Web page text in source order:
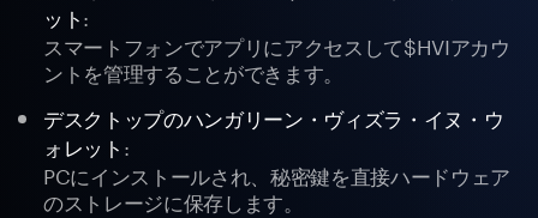
ット :
スマートフォンでアプリにアクセスして$HVIアカウ
ントを管理することができます。
デスクトップのハンガリーン・ヴィズラ・イヌ・ウ
ォレット :
PCにインストールされ、秘密鍵を直接ハードウェア
のストレージに保存します。